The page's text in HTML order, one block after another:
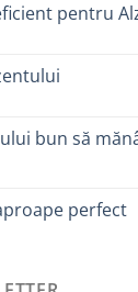
pentru
bun să
perfect